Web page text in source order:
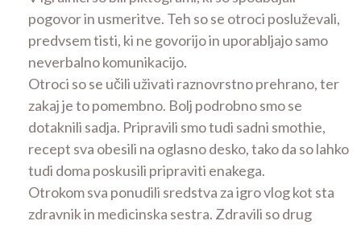
pogovor in usmeritve. Teh so se otroci posluževali,
predvsem tisti, ki ne govorijo in uporabljajo samo
neverbalno komunikacijo.
Otroci so se učili uživati raznovrstno prehrano, ter
zakaj je to pomembno. Bolj podrobno smo se
dotaknili sadja. Pripravili smo tudi sadni smothie,
recept sva obesili na oglasno desko, tako da so lahko
tudi doma poskusili pripraviti enakega.
Otrokom sva ponudili sredstva za igro vlog kot sta
zdravnik in medicinska sestra. Zdravili so drug